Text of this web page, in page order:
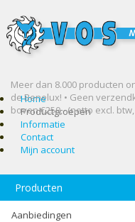
Meer dan 8.000 producten
de Benelux! • Geen
boven €250,- (netto excl.
Home
Productgroepen
Informatie
Contact
Mijn account
Producten
Aanbiedingen